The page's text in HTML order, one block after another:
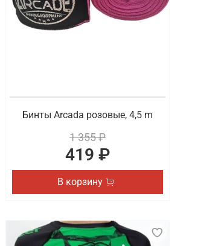
Бинты Arcada розовые, 4,5 m
1 355 ₽
419 ₽
В корзину